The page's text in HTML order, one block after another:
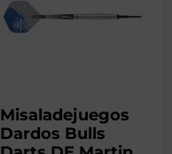
Misaladejuegos
Dardos Bulls